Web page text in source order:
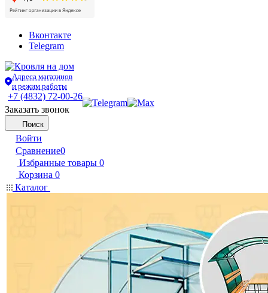
Вконтакте
Telegram
Адреса магазинов
и режим работы
+7 (4832) 72-00-26
Заказать звонок
Поиск
Войти
Сравнение0
Избранные товары 0
Корзина 0
Каталог